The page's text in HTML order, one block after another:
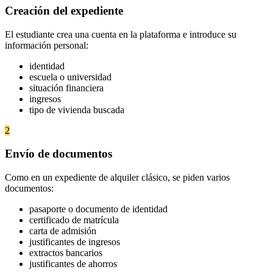
Creación del expediente
El estudiante crea una cuenta en la plataforma e introduce su
información personal:
identidad
escuela o universidad
situación financiera
ingresos
tipo de vivienda buscada
2
Envío de documentos
Como en un expediente de alquiler clásico, se piden varios
documentos:
pasaporte o documento de identidad
certificado de matrícula
carta de admisión
justificantes de ingresos
extractos bancarios
justificantes de ahorros